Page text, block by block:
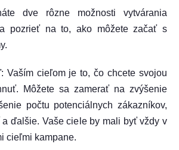
dve rôzne možnosti vytvárania
pozrieť na to, ako môžete začať s
: Vaším cieľom je to, čo chcete svojou
Môžete sa zamerať na zvýšenie
počtu potenciálnych zákazníkov,
ďalšie. Vaše ciele by mali byť vždy v
cieľmi kampane.